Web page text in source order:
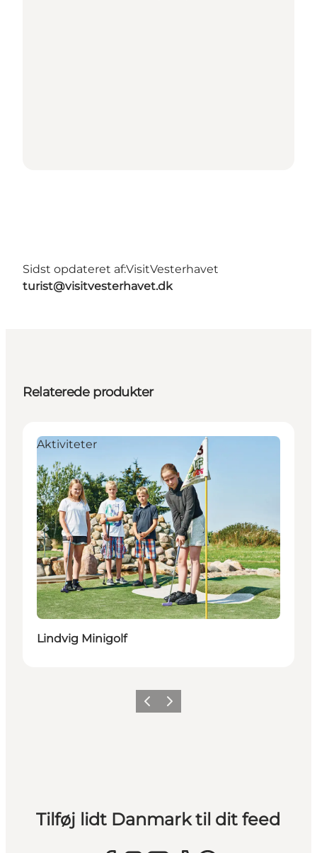
Sidst opdateret af:VisitVesterhavet
turist@visitvesterhavet.dk
Relaterede produkter
Aktiviteter
Lindvig Minigolf
ForrigeNæste
Tilføj lidt Danmark til dit feed